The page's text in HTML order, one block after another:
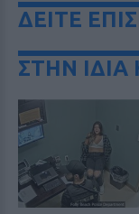
ΔΕΙΤΕ
ΣΤΗΝ